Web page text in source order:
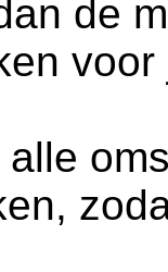
de
voor